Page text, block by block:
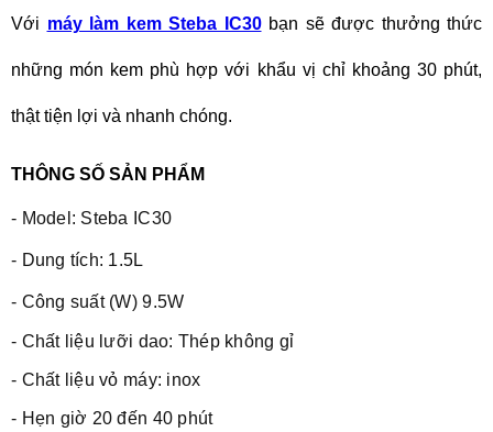
Với máy làm kem Steba IC30bạn sẽ được thưởng thức
những món kem phù hợp với khẩu vị chỉ khoảng 30 phút,
thật tiện lợi và nhanh chóng.
THÔNG SỐ SẢN PHẨM
- Model: Steba IC30
- Dung tích: 1.5L
- Công suất (W) 9.5W
- Chất liệu lưỡi dao: Thép không gỉ
- Chất liệu vỏ máy: inox
- Hẹn giờ 20 đến 40 phút